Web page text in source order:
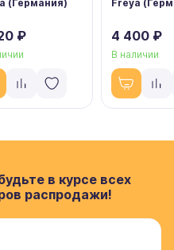
(Германия)
₽
Freya
4 400 ₽
В наличии
в курсе всех
распродажи!